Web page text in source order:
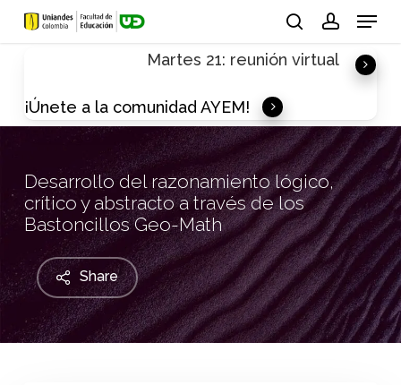
Skip
Menu
Martes 21: reunión virtual
¡Únete a la comunidad AYEM!
Desarrollo del razonamiento lógico,
crítico y abstracto a través de los
Bastoncillos Geo-Math
Share